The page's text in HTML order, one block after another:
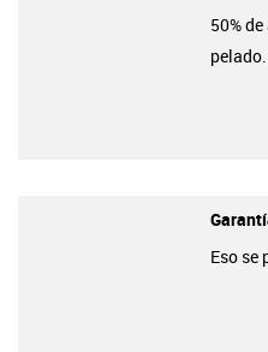
50%
pelado.
Eso se